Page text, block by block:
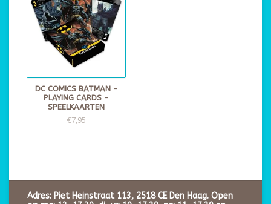
DC COMICS BATMAN -
PLAYING CARDS -
SPEELKAARTEN
€7,95
Adres: Piet Heinstraat 113, 2518 CE Den Haag. Open